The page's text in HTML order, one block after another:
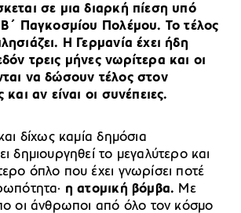
σε μια διαρκή πίεση υπό
Παγκοσμίου Πολέμου. Το τέλος
Η Γερμανία έχει ήδη
τρεις μήνες νωρίτερα και οι
να δώσουν τέλος στον
αν είναι οι συνέπειες.
δίχως καμία δημόσια
δημιουργηθεί το μεγαλύτερο και
όπλο που έχει γνωρίσει ποτέ
η ατομική βόμβα. Με
οι άνθρωποι από όλο τον κόσμο